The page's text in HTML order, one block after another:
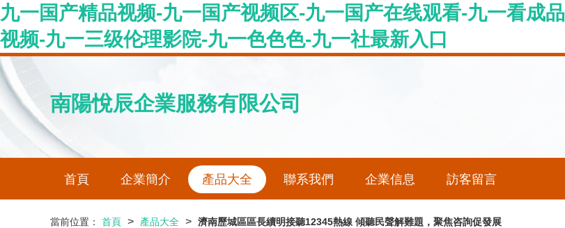
九一国产精品视频-九一国产视频区-九一国产在线观看-九一看成
视频-九一三级伦理影院-九一色色色-九一社最新入口
南陽悅辰企業服務有限公司
首頁 企業簡介 產品大全 聯系我們 企業信息 訪客留言
當前位置： 首頁 > 產品大全 > 濟南歷城區區長續明接聽12345熱線 傾聽民聲解難題，聚焦咨詢促發展